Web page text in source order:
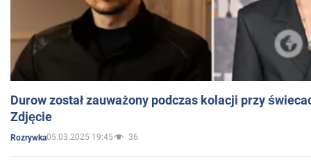
Durow został zauważony podczas kolacji przy
Zdjęcie
Rozrywka05.03.2025 19:45 36